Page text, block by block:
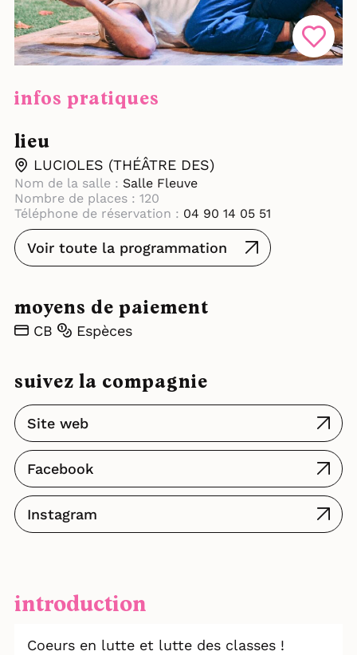
infos pratiques
lieu
LUCIOLES (THÉÂTRE DES)
Nom de la salle : Salle Fleuve
Nombre de places : 120
Téléphone de réservation : 04 90 14 05 51
Voir toute la programmation
moyens de paiement
CB Espèces
suivez la compagnie
Site web
Facebook
Instagram
introduction
Coeurs en lutte et lutte des classes !